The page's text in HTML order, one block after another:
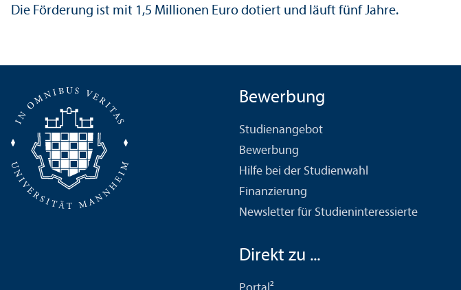
Die Förderung ist mit 1,5 Millionen Euro dotiert und läuft fünf Jahre.
Bewerbung
Studien­angebot
Bewerbung
Hilfe bei der Studien­wahl
Finanzierung
Newsletter für Studien­interessierte
Direkt zu ...